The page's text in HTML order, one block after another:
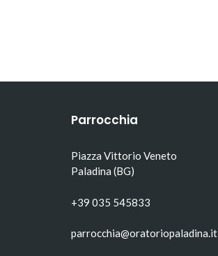
Parrocchia
Piazza Vittorio Veneto
Paladina (BG)
+39 035 545833
parrocchia@oratoriopaladina.it